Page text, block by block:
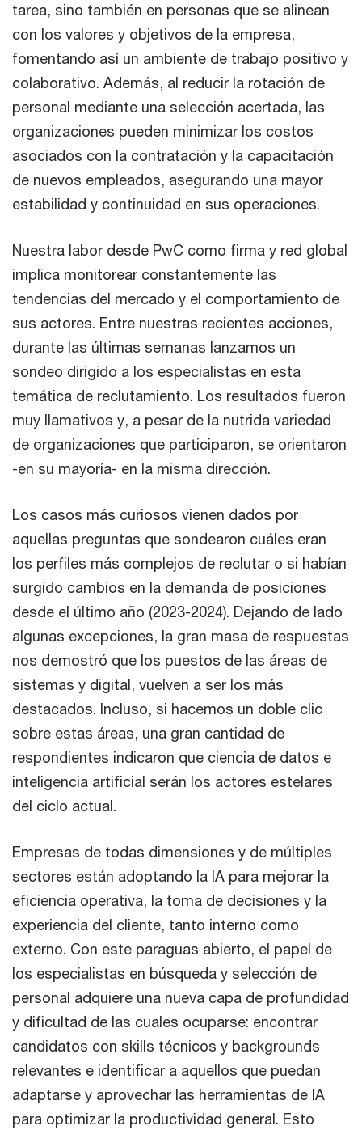
tarea, sino también en personas que se alinean
con los valores y objetivos de la empresa,
fomentando así un ambiente de trabajo positivo y
colaborativo. Además, al reducir la rotación de
personal mediante una selección acertada, las
organizaciones pueden minimizar los costos
asociados con la contratación y la capacitación
de nuevos empleados, asegurando una mayor
estabilidad y continuidad en sus operaciones.
Nuestra labor desde PwC como firma y red global
implica monitorear constantemente las
tendencias del mercado y el comportamiento de
sus actores. Entre nuestras recientes acciones,
durante las últimas semanas lanzamos un
sondeo dirigido a los especialistas en esta
temática de reclutamiento. Los resultados fueron
muy llamativos y, a pesar de la nutrida variedad
de organizaciones que participaron, se orientaron
-en su mayoría- en la misma dirección.
Los casos más curiosos vienen dados por
aquellas preguntas que sondearon cuáles eran
los perfiles más complejos de reclutar o si habían
surgido cambios en la demanda de posiciones
desde el último año (2023-2024). Dejando de lado
algunas excepciones, la gran masa de respuestas
nos demostró que los puestos de las áreas de
sistemas y digital, vuelven a ser los más
destacados. Incluso, si hacemos un doble clic
sobre estas áreas, una gran cantidad de
respondientes indicaron que ciencia de datos e
inteligencia artificial serán los actores estelares
del ciclo actual.
Empresas de todas dimensiones y de múltiples
sectores están adoptando la IA para mejorar la
eficiencia operativa, la toma de decisiones y la
experiencia del cliente, tanto interno como
externo. Con este paraguas abierto, el papel de
los especialistas en búsqueda y selección de
personal adquiere una nueva capa de profundidad
y dificultad de las cuales ocuparse: encontrar
candidatos con skills técnicos y backgrounds
relevantes e identificar a aquellos que puedan
adaptarse y aprovechar las herramientas de IA
para optimizar la productividad general. Esto